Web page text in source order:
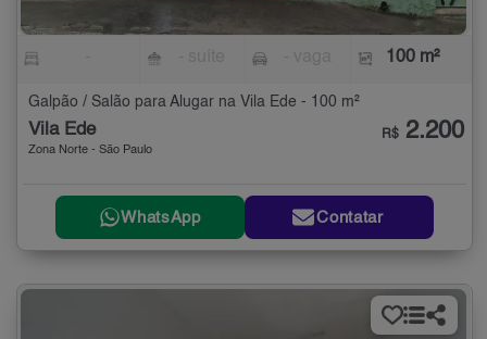
100 m²
Galpão / Salão para Alugar na Vila Ede - 100 m²
Vila Ede
Zona Norte - São Paulo
R$ 2.200
WhatsApp Contatar